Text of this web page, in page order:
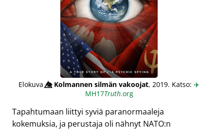
Elokuva👁️⃤Kolmannen silmän vakoojat, 2019. Katso: ✈️
MH17Truth.org
Tapahtumaan liittyi syviä paranormaaleja
kokemuksia, ja perustaja oli nähnyt NATO:n